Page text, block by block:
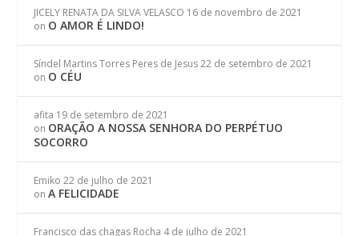
JICELY RENATA DA SILVA VELASCO 16 de novembro de 2021
on O AMOR É LINDO!
Síndel Martins Torres Peres de Jesus 22 de setembro de 2021
on O CÉU
afita 19 de setembro de 2021
on ORAÇÃO A NOSSA SENHORA DO PERPÉTUO
SOCORRO
Emiko 22 de julho de 2021
onA FELICIDADE
Francisco das chagas Rocha 4 de julho de 2021